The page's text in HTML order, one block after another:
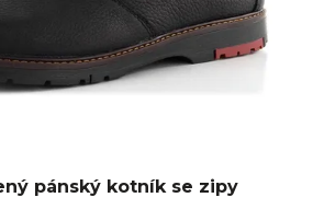
pánský kotník se zipy